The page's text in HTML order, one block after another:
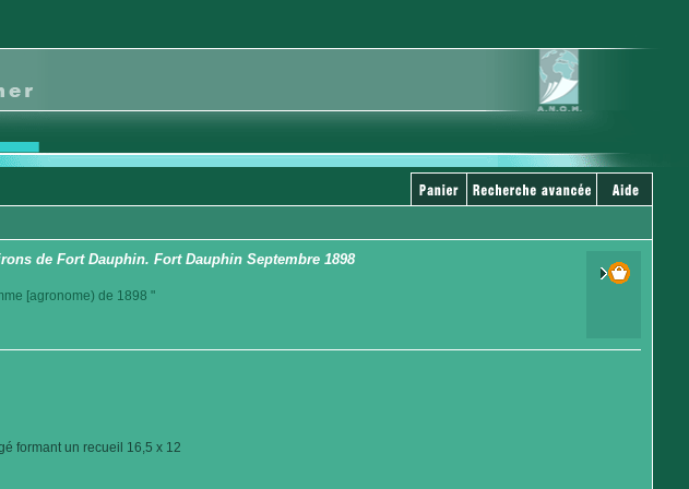
de Fort Dauphin. Fort Dauphin Septembre 1898
[agronome) de 1898 "
formant un recueil 16,5 x 12